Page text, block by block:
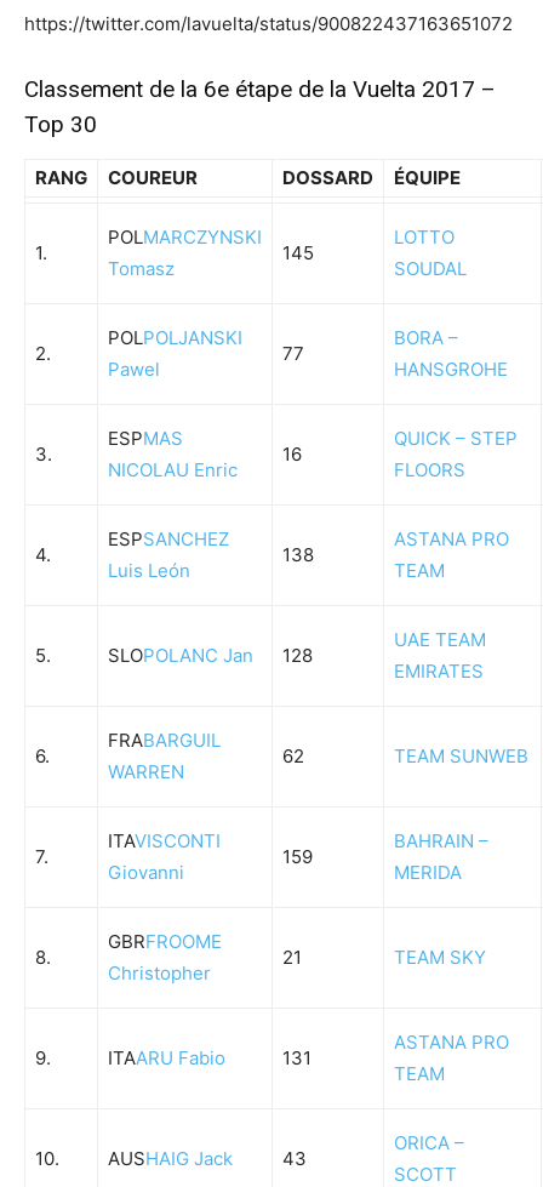
https://twitter.com/lavuelta/status/900822437163651072
Classement de la 6e étape de la Vuelta 2017 –
Top 30
RANG COUREUR DOSSARD ÉQUIPE
1.
POLMARCZYNSKI
Tomasz
145
LOTTO
SOUDAL
2.
POLPOLJANSKI
Pawel
77
BORA –
HANSGROHE
3.
ESPMAS
NICOLAU Enric
16
QUICK – STEP
FLOORS
4.
ESPSANCHEZ
Luis León
138
ASTANA PRO
TEAM
5. SLOPOLANC Jan 128
UAE TEAM
EMIRATES
6.
FRABARGUIL
WARREN
62 TEAM SUNWEB
7.
ITAVISCONTI
Giovanni
159
BAHRAIN –
MERIDA
8.
GBRFROOME
Christopher
21 TEAM SKY
9. ITAARU Fabio 131
ASTANA PRO
TEAM
10. AUSHAIG Jack 43
ORICA –
SCOTT